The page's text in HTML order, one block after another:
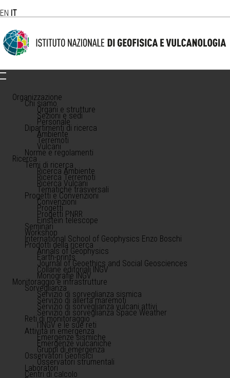
EN IT
Organizzazione
Chi siamo
Organi e strutture
Sezioni e sedi
Personale
Dipartimenti di ricerca
Ambiente
Terremoti
Vulcani
Norme e regolamenti
Ricerca
Temi di ricerca
Ricerca Ambiente
Ricerca Terremoti
Ricerca Vulcani
Tematiche trasversali
Progetti e Convenzioni
Convenzioni
Progetti
Progetti PNRR
Einstein telescope
Seminari
Workshop
International School of Geophysics Enzo Boschi
Prodotti della ricerca
Annals of Geophysics
Earth-prints
Journal of Geoethics and Social Geosciences
Collane editoriali INGV
Monografie INGV
Monitoraggio e infrastrutture
Sorveglianza
Servizio di sorveglianza sismica
Servizio di allerta maremoti
Servizio di sorveglianza vulcani attivi
Servizio di sorveglianza Space Weather
Reti di monitoraggio
l'INGV e le sue reti
Attività in emergenza
Emergenze sismiche
Emergenze vulcaniche
Gruppi di emergenza
Osservatori Geofisici
Osservatori strumentali
Laboratori
Centri di calcolo